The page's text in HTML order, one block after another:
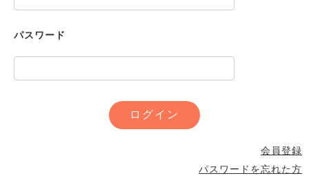
パスワード
会員登録
パスワードを忘れた方